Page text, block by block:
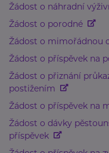
Žádost o náhradní
Žádost o porodné
Žádost o mimořádnou
Žádost o příspěvek na
Žádost o přiznání
postižením
Žádost o příspěvek na
Žádost o dávky
příspěvek